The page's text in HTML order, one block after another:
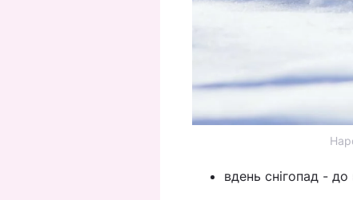
вдень снігопад -